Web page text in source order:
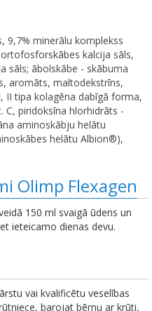
9,7% minerālu komplekss
kalcija sāls,
sāls; ābolskābe - skābuma
aromāts, maltodekstrīns,
II tipa kolagēna dabīgā forma,
C, piridoksīna hlorhidrāts -
aminoskābju helātu
helātu Albion®),
Olimp Flexagen
150 ml svaigā ūdens un
ieteicamo dienas devu.
vai kvalificētu veselības
barojat bērnu ar krūti,